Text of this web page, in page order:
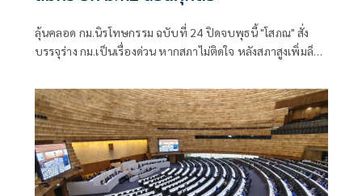
ลุ้นคลอด กม.นิรโทษกรรม ฉบับที่ 24 ปิดจบพุธนี้ "โสภณ" สั่ง
บรรจุร่าง กม.เป็นเรื่องด่วน หากสภาไม่ติดใจ หลังสภาสูงเพิ่มล็อก
รอนำขึ้นทูลเกล้าฯ ถวายทันที สว.แจงกฎหมายประกาศใช้ ยัง
ไม่มีผลทันที ต้องให้กรรมการสันติสุขไฟเขียวรายบุคคล